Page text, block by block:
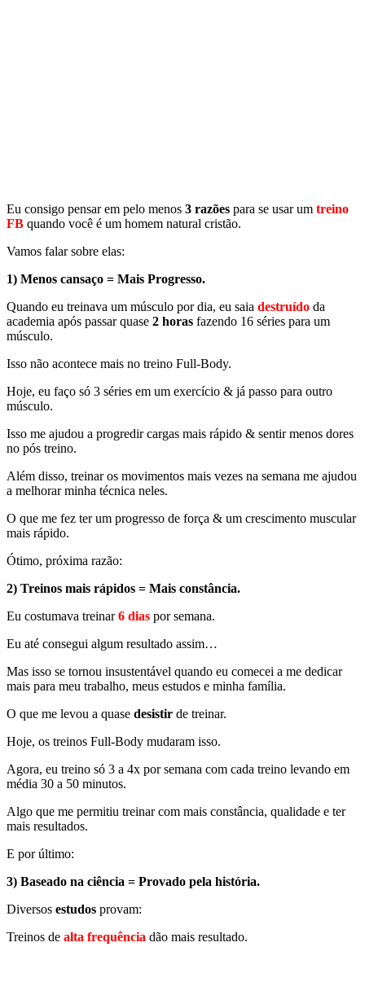
Eu consigo pensar em pelo menos 3 razões para se usar um treino
FB quando você é um homem natural cristão.
Vamos falar sobre elas:
1) Menos cansaço = Mais Progresso.
Quando eu treinava um músculo por dia, eu saia destruído da
academia após passar quase 2 horas fazendo 16 séries para um
músculo.
Isso não acontece mais no treino Full-Body.
Hoje, eu faço só 3 séries em um exercício & já passo para outro
músculo.
Isso me ajudou a progredir cargas mais rápido & sentir menos dores
no pós treino.
Além disso, treinar os movimentos mais vezes na semana me ajudou
a melhorar minha técnica neles.
O que me fez ter um progresso de força & um crescimento muscular
mais rápido.
Ótimo, próxima razão:
2) Treinos mais rápidos = Mais constância.
Eu costumava treinar6 dias por semana.
Eu até consegui algum resultado assim…
Mas isso se tornou insustentável quando eu comecei a me dedicar
mais para meu trabalho, meus estudos e minha família.
O que me levou a quase desistir de treinar.
Hoje, os treinos Full-Body mudaram isso.
Agora, eu treino só 3 a 4x por semana com cada treino levando em
média 30 a 50 minutos.
Algo que me permitiu treinar com mais constância, qualidade e ter
mais resultados.
E por último:
3) Baseado na ciência = Provado pela história.
Diversos estudos provam:
Treinos de alta frequência dão mais resultado.